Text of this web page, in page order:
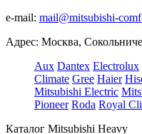
e-mail: mail@mitsubishi-
Адрес: Москва,
Aux Dantex Electrolux
Climate Gree Haier
Mitsubishi Electric
Pioneer Roda Royal
Каталог Mitsubishi Heavy